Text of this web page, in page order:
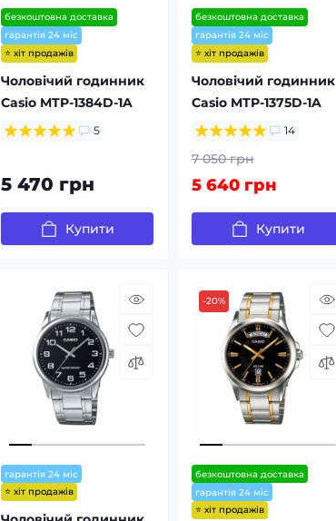
безкоштовна доставка
гарантія 24 міс
⭐ хіт продажів
Чоловічий годинник
Casio MTP-1384D-1A
5
5 470 грн
Купити
безкоштовна доставка
гарантія 24 міс
⭐ хіт продажів
Чоловічий годинник
Casio MTP-1375D-1A
14
7 050 грн
5 640 грн
Купити
гарантія 24 міс
⭐ хіт продажів
-20%
безкоштовна доставка
гарантія 24 міс
⭐ хіт продажів